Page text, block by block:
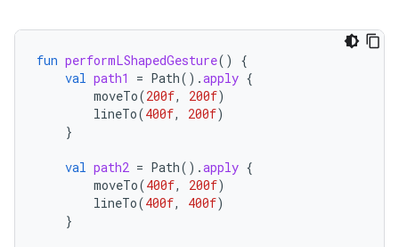
fun performLShapedGesture()
{
val path1 = Path().apply {
moveTo(200f, 200f)
lineTo(400f, 200f)
}
val path2 = Path().apply {
moveTo(400f, 200f)
lineTo(400f, 400f)
}